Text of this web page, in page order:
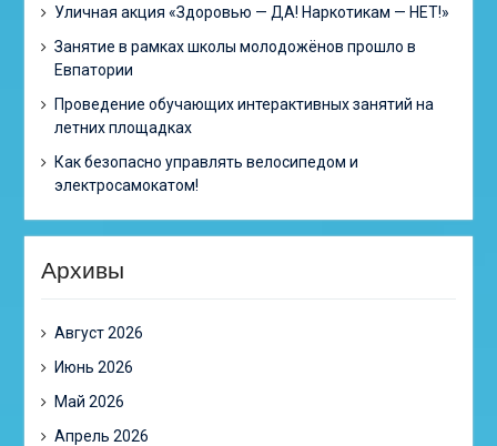
Уличная акция «Здоровью — ДА! Наркотикам — НЕТ!»
Занятие в рамках школы молодожёнов прошло в
Евпатории
Проведение обучающих интерактивных занятий на
летних площадках
Как безопасно управлять велосипедом и
электросамокатом!
Архивы
Август 2026
Июнь 2026
Май 2026
Апрель 2026